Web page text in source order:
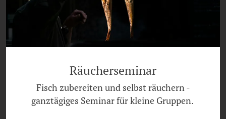
Räucherseminar
Fisch zubereiten und selbst räuchern -
ganztägiges Seminar für kleine Gruppen.